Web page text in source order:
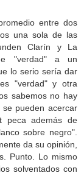
entre dos
una sola de las
Clarín y La
"verdad" a un
lo serio sería dar
"verdad" y otra
sabemos no hay
pueden acercar
peca además de
sobre negro".
da su opinión,
Punto. Lo mismo
solventados con